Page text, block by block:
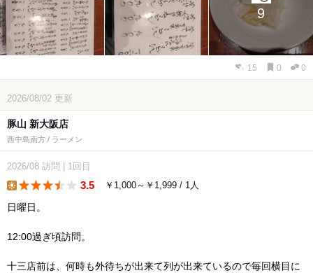
9
15 0 0
2026/08/02 更新
豚山 新大阪店
西中島南方 / ラーメン
2026/08 訪問 1回目
3.5 ￥1,000～￥1,999 / 1人
日曜日。
12:00過ぎ頃訪問。
十三店前は、何時も外待ちが出来て列が出来ているので毎回横目に